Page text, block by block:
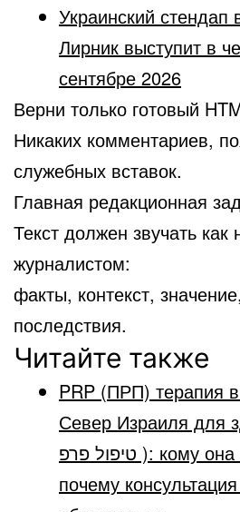
Украинский
Лирник выступит в
сентябре 2026
Верни только готовый
Никаких комментариев,
служебных вставок.
Главная редакционная
Текст должен звучать как
журналистом:
факты, контекст,
последствия.
Читайте также
PRP (ПРП) терапия
Север Израиля для
טיפול פרפ ): кому она может подойти и
почему